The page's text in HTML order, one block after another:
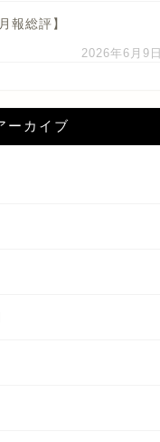
報総評】
2026年6月9日
ーカイブ